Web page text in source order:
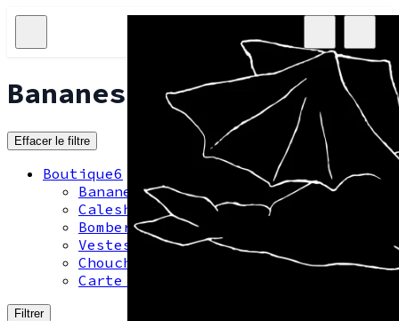
Bananes
Effacer le filtre
Boutique6
Bananes
1
Caleshorts1
Bombers réversibles
Vestes en jean1
Chouchous
Carte cadeaux
Filtrer